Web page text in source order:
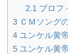
2.1プロフ
3 ＣＭソング
4 ユンケル黄
5 ユンケル黄